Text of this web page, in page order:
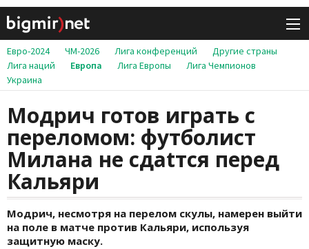
Евро-2024 ЧМ-2026 Лига конференций
Другие страны
Лига наций
Европа Лига Европы
Лига Чемпионов
Украина
Модрич готов играть с
переломом: футболист
Милана не сдаtтся перед
Кальяри
Модрич, несмотря на перелом скулы, намерен выйти
на поле в матче против Кальяри, используя
защитную маску.